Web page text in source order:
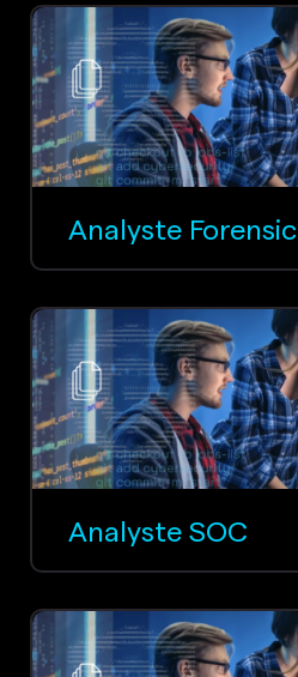
Analyste Forensic
Analyste SOC